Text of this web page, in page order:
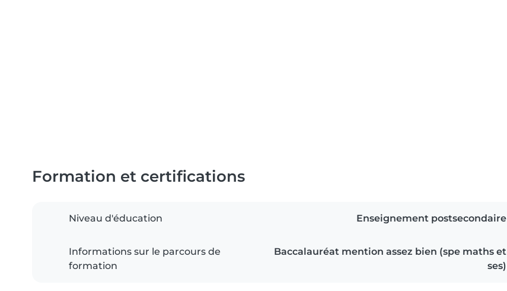
Formation et certifications
Niveau d'éducation Enseignement postsecondaire
Informations sur le parcours de
formation
Baccalauréat mention assez bien (spe maths et
ses)